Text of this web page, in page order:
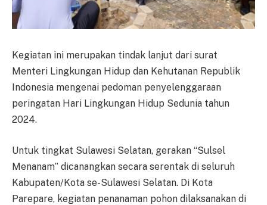
Kegiatan ini merupakan tindak lanjut dari surat
Menteri Lingkungan Hidup dan Kehutanan Republik
Indonesia mengenai pedoman penyelenggaraan
peringatan Hari Lingkungan Hidup Sedunia tahun
2024.
Untuk tingkat Sulawesi Selatan, gerakan “Sulsel
Menanam” dicanangkan secara serentak di seluruh
Kabupaten/Kota se-Sulawesi Selatan. Di Kota
Parepare, kegiatan penanaman pohon dilaksanakan di